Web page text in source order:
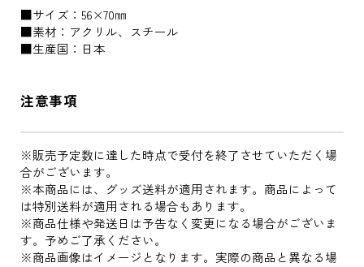
■サイズ：56×70㎜
■素材：アクリル、スチール
■生産国：日本
注意事項
※販売予定数に達した時点で受付を終了させていただく場
合がございます。
※本商品には、グッズ送料が適用されます。商品によって
は特別送料が適用される場合もあります。
※商品仕様や発送日は予告なく変更になる場合がございま
す。予めご了承ください。
※商品画像はイメージとなります。実際の商品と異なる場